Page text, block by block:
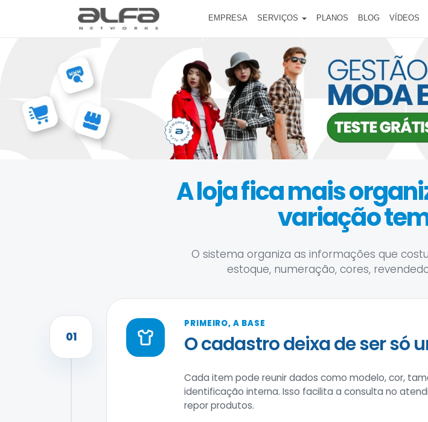
EMPRESA SERVIÇOS PLANOS BLOG VÍDEOS
A loja fica mais
variação
O sistema organiza as informações que
estoque, numeração, cores,
01
PRIMEIRO, A BASE
O cadastro deixa de ser só
Cada item pode reunir dados como modelo, cor,
identificação interna. Isso facilita a consulta no
repor produtos.